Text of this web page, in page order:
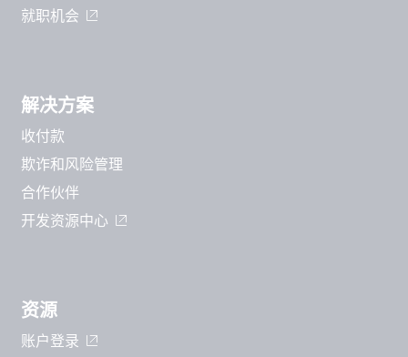
就职机会
解决方案
收付款
欺诈和风险管理
合作伙伴
开发资源中心
资源
账户登录